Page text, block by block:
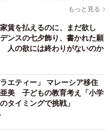
もっと見る
家賃を払えるのに、まだ欲し
ンスの七夕飾り、書かれた願
人の欲には終わりがないのか
ラエティー」 マレーシア移住
美 子どもの教育考え「小学
タイミングで挑戦」